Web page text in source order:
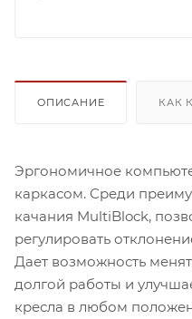
ОПИСАНИЕ КАК
Эргономичное
каркасом. Среди
качания MultiBlock,
регулировать
Дает возможность
долгой работы и
кресла в любом